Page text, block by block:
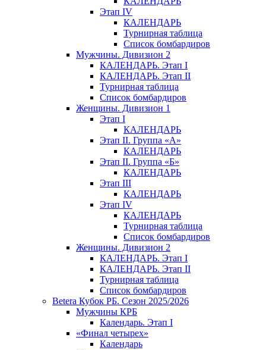
Этап IV
КАЛЕНДАРЬ
Турнирная таблица
Список бомбардиров
Мужчины. Дивизион 2
КАЛЕНДАРЬ. Этап I
КАЛЕНДАРЬ. Этап II
Турнирная таблица
Список бомбардиров
Женщины. Дивизион 1
Этап I
КАЛЕНДАРЬ
Этап II. Группа «А»
КАЛЕНДАРЬ
Этап II. Группа «Б»
КАЛЕНДАРЬ
Этап III
КАЛЕНДАРЬ
Этап IV
КАЛЕНДАРЬ
Турнирная таблица
Список бомбардиров
Женщины. Дивизион 2
КАЛЕНДАРЬ. Этап I
КАЛЕНДАРЬ. Этап II
Турнирная таблица
Список бомбардиров
Betera Кубок РБ. Сезон 2025/2026
Мужчины КРБ
Календарь. Этап I
«Финал четырех»
Календарь